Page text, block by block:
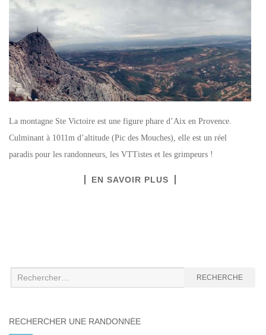
La montagne Ste Victoire est une figure phare d’Aix en Provence.
Culminant à 1011m d’altitude (Pic des Mouches), elle est un réel
paradis pour les randonneurs, les VTTistes et les grimpeurs !
EN SAVOIR PLUS
Recherche
:
RECHERCHE
RECHERCHER UNE RANDONNÉE